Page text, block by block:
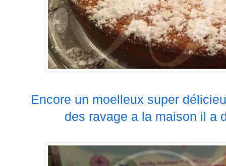
Encore un moelleux super
des ravage a la maison il a